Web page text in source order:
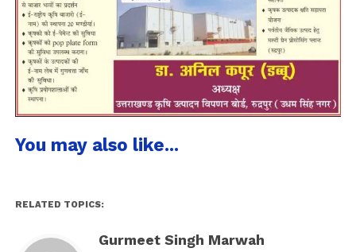
You may also like...
RELATED TOPICS:
Gurmeet Singh Marwah